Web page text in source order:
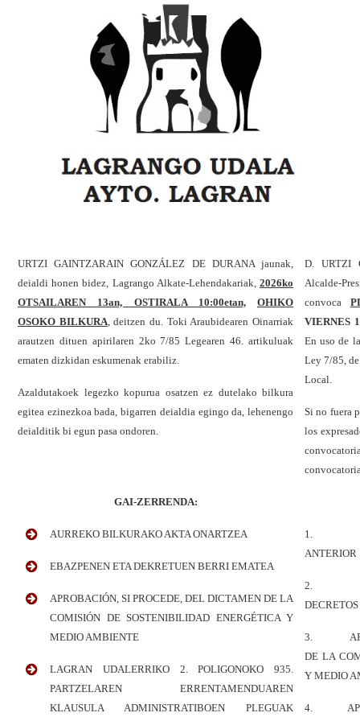
URTZI GAINTZARAIN GONZÁLEZ DE DURANA jaunak,
deialdi honen bidez, Lagrango Alkate-Lehendakariak, 2026ko
OTSAILAREN 13an, OSTIRALA 10:00etan,
OHIKO
OSOKO BILKURA,deitzen du. Toki Araubidearen Oinarriak
arautzen dituen apirilaren 2ko 7/85 Legearen 46. artikuluak
ematen dizkidan eskumenak erabiliz.
Azaldutakoek legezko kopurua osatzen ez dutelako bilkura
egitea ezinezkoa bada, bigarren deialdia egingo da, lehenengo
deialditik bi egun pasa ondoren.
D. URTZI
Alcalde-
convoca
VIERNES
En uso de
Ley 7/85,
Local.
Si no fuera
los
GAI-ZERRENDA:
AURREKO BILKURAKO AKTA ONARTZEA
EBAZPENEN ETA DEKRETUEN BERRI EMATEA
APROBACIÓN, SI PROCEDE, DEL DICTAMEN DE LA
COMISIÓN DE SOSTENIBILIDAD ENERGÉTICA Y
MEDIO AMBIENTE
LAGRAN UDALERRIKO 2. POLIGONOKO 935.
PARTZELAREN ERRENTAMENDUAREN
KLAUSULA ADMINISTRATIBOEN PLEGUAK
1.
ANTERIOR
2. DAR
DECRETOS
3.
DE LA
Y MEDIO
4.